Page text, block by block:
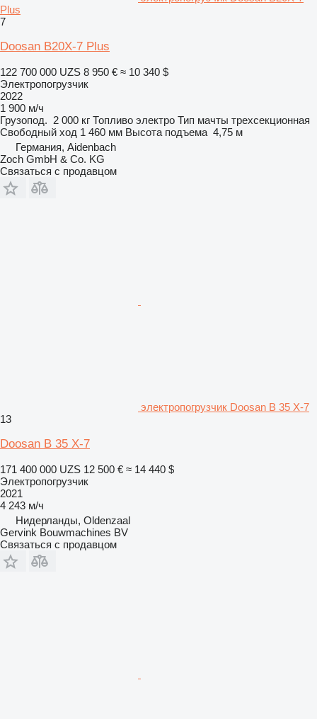
Plus
7
Doosan B20X-7 Plus
122 700 000 UZS 8 950 € ≈ 10 340 $
Электропогрузчик
2022
1 900 м/ч
Грузопод. 2 000 кг Топливо электро Тип мачты трехсекционная
Свободный ход 1 460 мм Высота подъема 4,75 м
Германия, Aidenbach
Zoch GmbH & Co. KG
Связаться с продавцом
электропогрузчик Doosan B 35 X-7
13
Doosan B 35 X-7
171 400 000 UZS 12 500 € ≈ 14 440 $
Электропогрузчик
2021
4 243 м/ч
Нидерланды, Oldenzaal
Gervink Bouwmachines BV
Связаться с продавцом